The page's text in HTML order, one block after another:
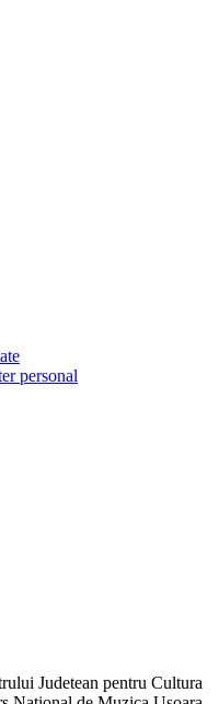
personal
Judetean pentru Cultura